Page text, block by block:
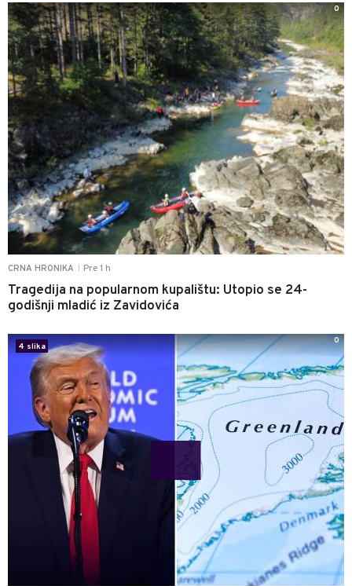
CRNA HRONIKA Pre 1 h
Tragedija na popularnom kupalištu: Utopio se 24-
godišnji mladić iz Zavidovića
0
4 slika
0